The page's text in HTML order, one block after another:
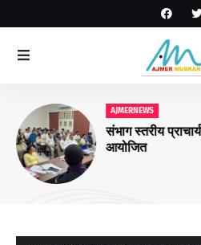
AJMERNEWS
संभाग स्तरीय
आयोजित